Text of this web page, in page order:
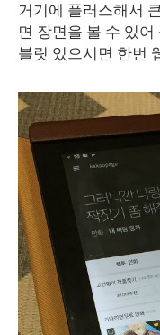
거기에 플러스해서
면 장면을 볼 수 있어
블릿 있으시면 한번